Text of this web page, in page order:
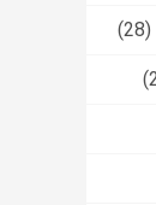
(28)